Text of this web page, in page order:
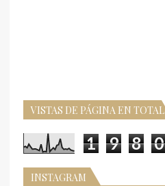
VISTAS DE PÁGINA EN TOTAL
1 9 8 0
INSTAGRAM